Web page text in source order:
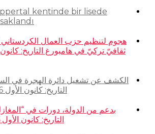
kentinde bir lisede
هجوم لتنظيم حزب العمال
الكشف عن تشغيل دائرة الهجرة في
التاريخ: كانون الأول 2016 – الدولة: السويد
بدعم من الدولة، دورات في
التاريخ: كانون الأول 2016 – الدولة: ألمانيا